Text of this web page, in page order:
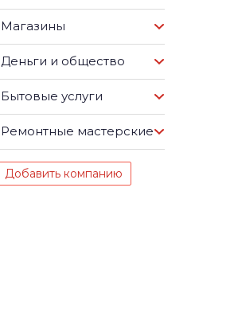
Магазины
Деньги и общество
Бытовые услуги
Ремонтные мастерские
Добавить компанию